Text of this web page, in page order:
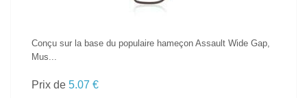
Conçu sur la base du populaire hameçon Assault Wide Gap,
Mus...
Prix de 5.07 €